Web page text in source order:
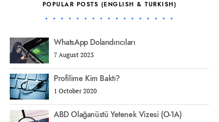
POPULAR POSTS (ENGLISH & TURKISH)
WhatsApp Dolandırıcıları
7 August 2023
Profilime Kim Baktı?
1 October 2020
ABD Olağanüstü Yetenek Vizesi (O-1A)